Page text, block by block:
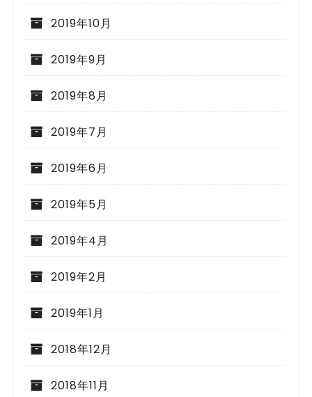
2019年10月
2019年9月
2019年8月
2019年7月
2019年6月
2019年5月
2019年4月
2019年2月
2019年1月
2018年12月
2018年11月